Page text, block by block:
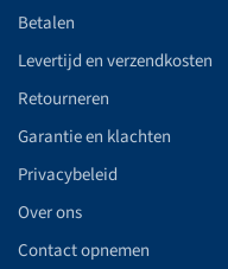
Betalen
Levertijd en verzendkosten
Retourneren
Garantie en klachten
Privacybeleid
Over ons
Contact opnemen